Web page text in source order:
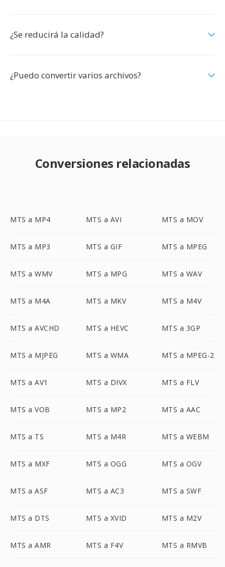
¿Se reducirá la calidad?
¿Puedo convertir varios archivos?
Conversiones relacionadas
MTS a MP4 MTS a AVI MTS a MOV
MTS a MP3 MTS a GIF MTS a MPEG
MTS a WMV MTS a MPG MTS a WAV
MTS a M4A MTS a MKV MTS a M4V
MTS a AVCHD MTS a HEVC MTS a 3GP
MTS a MJPEG MTS a WMA MTS a MPEG-2
MTS a AV1 MTS a DIVX MTS a FLV
MTS a VOB MTS a MP2 MTS a AAC
MTS a TS MTS a M4R MTS a WEBM
MTS a MXF MTS a OGG MTS a OGV
MTS a ASF MTS a AC3 MTS a SWF
MTS a DTS MTS a XVID MTS a M2V
MTS a AMR MTS a F4V MTS a RMVB